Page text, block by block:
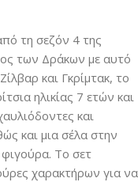
τη σεζόν 4 της
των Δράκων με αυτό
και Γκρίμτακ, το
ηλικίας 7 ετών και
και
και μια σέλα στην
φιγούρα. Το σετ
χαρακτήρων για να